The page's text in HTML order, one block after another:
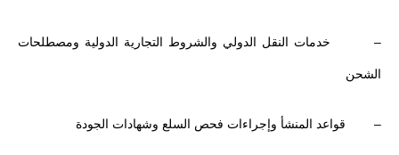
– خدمات النقل الدولي والشروط التجارية الدولية ومصطلحات
الشحن
– قواعد المنشأ وإجراءات فحص السلع وشهادات الجودة